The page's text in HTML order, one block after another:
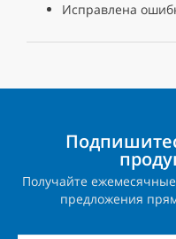
Исправлена
Получайте
предложения